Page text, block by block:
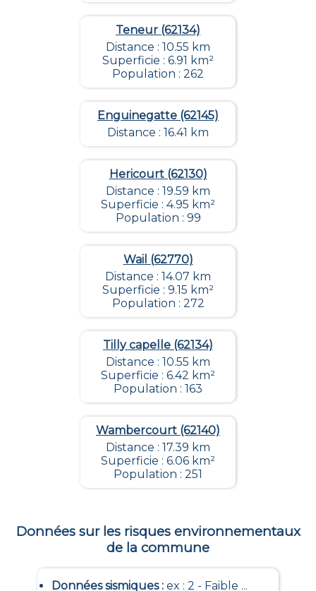
Teneur (62134)
Distance : 10.55 km
Superficie : 6.91 km²
Population : 262
Enguinegatte (62145)
Distance : 16.41 km
Hericourt (62130)
Distance : 19.59 km
Superficie : 4.95 km²
Population : 99
Wail (62770)
Distance : 14.07 km
Superficie : 9.15 km²
Population : 272
Tilly capelle (62134)
Distance : 10.55 km
Superficie : 6.42 km²
Population : 163
Wambercourt (62140)
Distance : 17.39 km
Superficie : 6.06 km²
Population : 251
Données sur les risques environnementaux
de la commune
Données sismiques: ex : 2 - Faible ...